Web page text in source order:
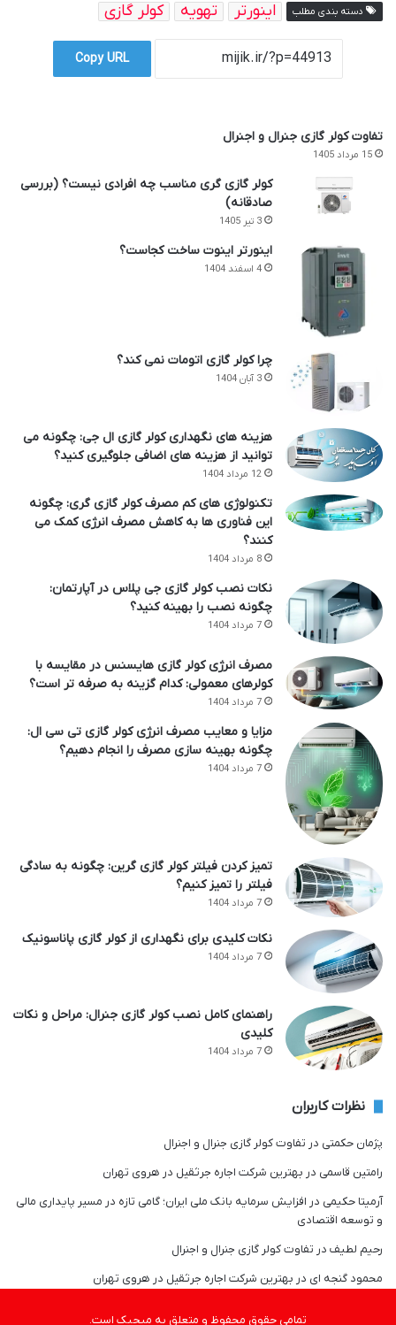
دسته بندی مطلب اینورتر تهویه کولر گازی
Copy URL
تفاوت کولر گازی جنرال و اجنرال
15 مرداد 1405
کولر گازی گری مناسب چه افرادی نیست؟ (بررسی
صادقانه)
3 تیر 1405
اینورتر اینوت ساخت کجاست؟
4 اسفند 1404
چرا کولر گازی اتومات نمی کند؟
3 آبان 1404
هزینه های نگهداری کولر گازی ال جی: چگونه می
توانید از هزینه های اضافی جلوگیری کنید؟
12 مرداد 1404
تکنولوژی های کم مصرف کولر گازی گری: چگونه
این فناوری ها به کاهش مصرف انرژی کمک می
کنند؟
8 مرداد 1404
نکات نصب کولر گازی جی پلاس در آپارتمان:
چگونه نصب را بهینه کنید؟
7 مرداد 1404
مصرف انرژی کولر گازی هایسنس در مقایسه با
کولرهای معمولی: کدام گزینه به صرفه تر است؟
7 مرداد 1404
مزایا و معایب مصرف انرژی کولر گازی تی سی ال:
چگونه بهینه سازی مصرف را انجام دهیم؟
7 مرداد 1404
تمیز کردن فیلتر کولر گازی گرین: چگونه به سادگی
فیلتر را تمیز کنیم؟
7 مرداد 1404
نکات کلیدی برای نگهداری از کولر گازی پاناسونیک
7 مرداد 1404
راهنمای کامل نصب کولر گازی جنرال: مراحل و نکات
کلیدی
7 مرداد 1404
نظرات کاربران
پژمان حکمتی در تفاوت کولر گازی جنرال و اجنرال
رامتین قاسمی در بهترین شرکت اجاره جرثقیل در هروی تهران
آرمیتا حکیمی در افزایش سرمایه بانک ملی ایران؛ گامی تازه در مسیر پایداری مالی
و توسعه اقتصادی
رحیم لطیف در تفاوت کولر گازی جنرال و اجنرال
محمود گنجه ای در بهترین شرکت اجاره جرثقیل در هروی تهران
تمامی حقوق محفوظ و متعلق به میجیک است.